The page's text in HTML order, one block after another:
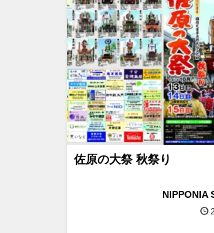
佐原の大祭 秋祭り
NIPPONIA